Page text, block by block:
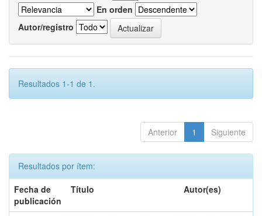
En orden
Autor/registro
Resultados 1-1 de 1.
Anterior 1 Siguiente
Resultados por ítem:
Fecha de
publicación
Título Autor(es)